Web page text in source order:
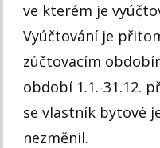
ve kterém je
Vyúčtování je
zúčtovacím
období 1.1.-31.12.
se vlastník bytové
nezměnil.